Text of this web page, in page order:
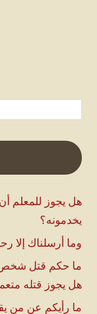
هل يجوز للمعلم
يخدمونه؟
وما أرسلناك إلا
ما حكم قتل
هل يجوز قتله
ما رأيكم عن من